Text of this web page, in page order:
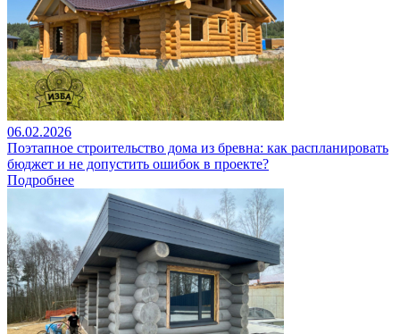
06.02.2026
Поэтапное строительство дома из бревна: как распланировать
бюджет и не допустить ошибок в проекте?
Подробнее